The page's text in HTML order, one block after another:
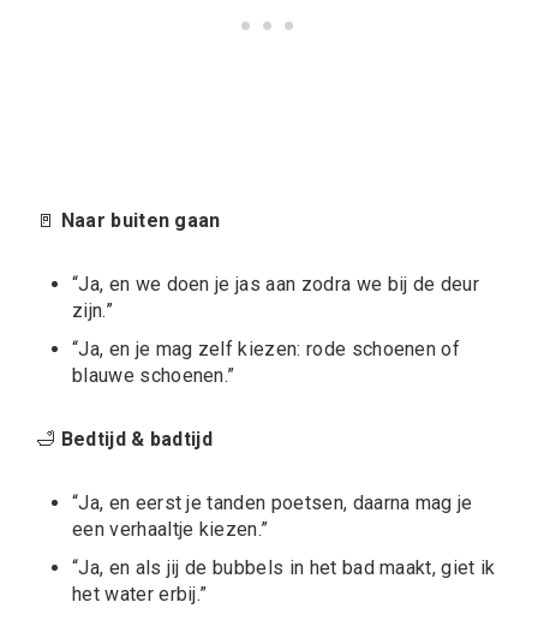
🚪 Naar buiten gaan
“Ja, en we doen je jas aan zodra we bij de deur
zijn.”
“Ja, en je mag zelf kiezen: rode schoenen of
blauwe schoenen.”
🛁 Bedtijd & badtijd
“Ja, en eerst je tanden poetsen, daarna mag je
een verhaaltje kiezen.”
“Ja, en als jij de bubbels in het bad maakt, giet ik
het water erbij.”